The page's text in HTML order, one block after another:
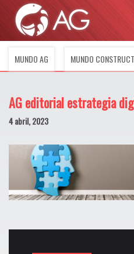
MUNDO AG MUNDO
AG editorial estrategia
4 abril, 2023